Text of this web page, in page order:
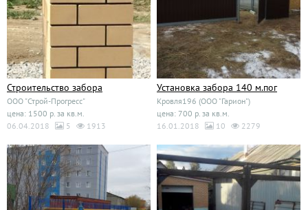
Строительство забора
ООО "Строй-Прогресс"
цена: 1500 р. за кв.м.
06.04.2018
5 1913
Установка забора 140 м.пог
Кровля196 (ООО "Гарион")
цена: 700 р. за кв.м.
16.01.2018
10 2279